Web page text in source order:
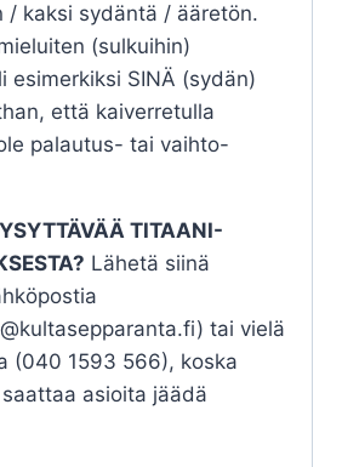
/ kaksi sydäntä / ääretön.
(sulkuihin)
esimerkiksi SINÄ (sydän)
että kaiverretulla
palautus- tai vaihto-
TITAANI-
Lähetä siinä
tai vielä
(040 1593 566), koska
asioita jäädä